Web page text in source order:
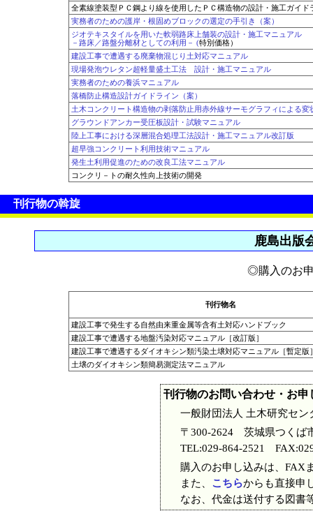
全素線塗装型ＰＣ鋼より線を使用したＰＣ構造物の設計・施工ガイド
実務者のための護岸・根固めブロックの選定の手引き（案）
ジオテキスタイルを用いた軟弱路床上舗装の設計・施工マニュアル
－路床／路盤分離材としての利用－ (特別価格）
建設工事で遭遇する廃棄物混じり土対応マニュアル
現場発泡ウレタン超軽量盛土工法 設計・施工マニュアル
実務者のための養浜マニュアル
落橋防止構造設計ガイドライン（案）
土木コンクリート構造物の剥落防止用赤外線サーモグラフィによる変
グラウンドアンカー受圧板設計・試験マニュアル
陸上工事における深層混合処理工法設計・施工マニュアル改訂版
超早強コンクリート利用技術マニュアル
発生土利用促進のための改良工法マニュアル
コンクリ－トの耐久性向上技術の開発
刊行物の斡旋
鹿島出版
◎購入のお
刊行物名
建設工事で発生する自然由来重金属等含有土対応ハンドブック
建設工事で遭遇する地盤汚染対応マニュアル［改訂版］
建設工事で遭遇するダイオキシン類汚染土壌対応マニュアル［暫定版
土壌のダイオキシン類簡易測定法マニュアル
刊行物のお問い合わせ・お申
一般財団法人 土木研究セ
〒300-2624 茨城県つくば
TEL:029-864-2521
購入のお申し込みは、FAX
また、 こちらからも直接申
なお、代金は送付する図書